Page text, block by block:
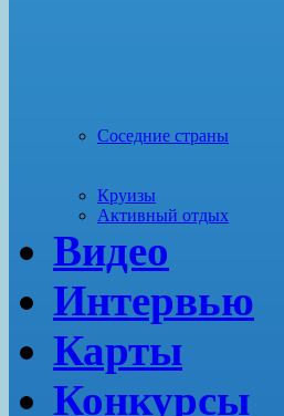
Соседние страны
Круизы
Активный отдых
Видео
Интервью
Карты
Конкурсы